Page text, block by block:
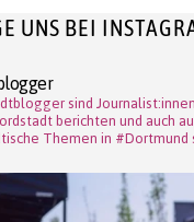
UNS BEI
sind
berichten und auch
Themen in #Dortmund